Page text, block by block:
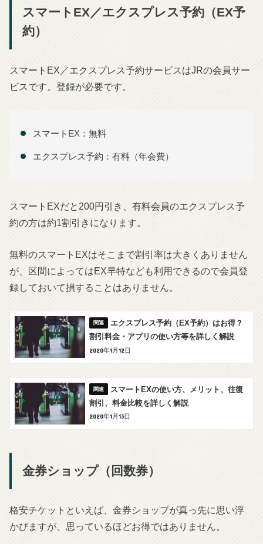
スマートEX／エクスプレス予約（EX予
約）
スマートEX／エクスプレス予約サービスはJRの会員サー
ビスです。登録が必要です。
スマートEX：無料
エクスプレス予約：有料（年会費）
スマートEXだと200円引き、有料会員のエクスプレス予
約の方は約1割引きになります。
無料のスマートEXはそこまで割引率は大きくありません
が、区間によってはEX早特なども利用できるので会員登
録しておいて損することはありません。
エクスプレス予約（EX予約）はお得？
割引料金・アプリの使い方等を詳しく解説
2020年1月12日
スマートEXの使い方、メリット、往復
割引、料金比較を詳しく解説
2020年1月13日
金券ショップ（回数券）
格安チケットといえば、金券ショップが真っ先に思い浮
かびますが、思っているほどお得ではありません。